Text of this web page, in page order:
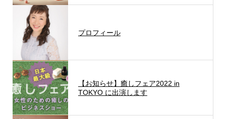
プロフィール
【お知らせ】癒しフェア2022 in
TOKYO に出演します